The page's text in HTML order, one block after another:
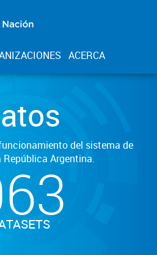
ACERCA
del sistema de
Argentina.